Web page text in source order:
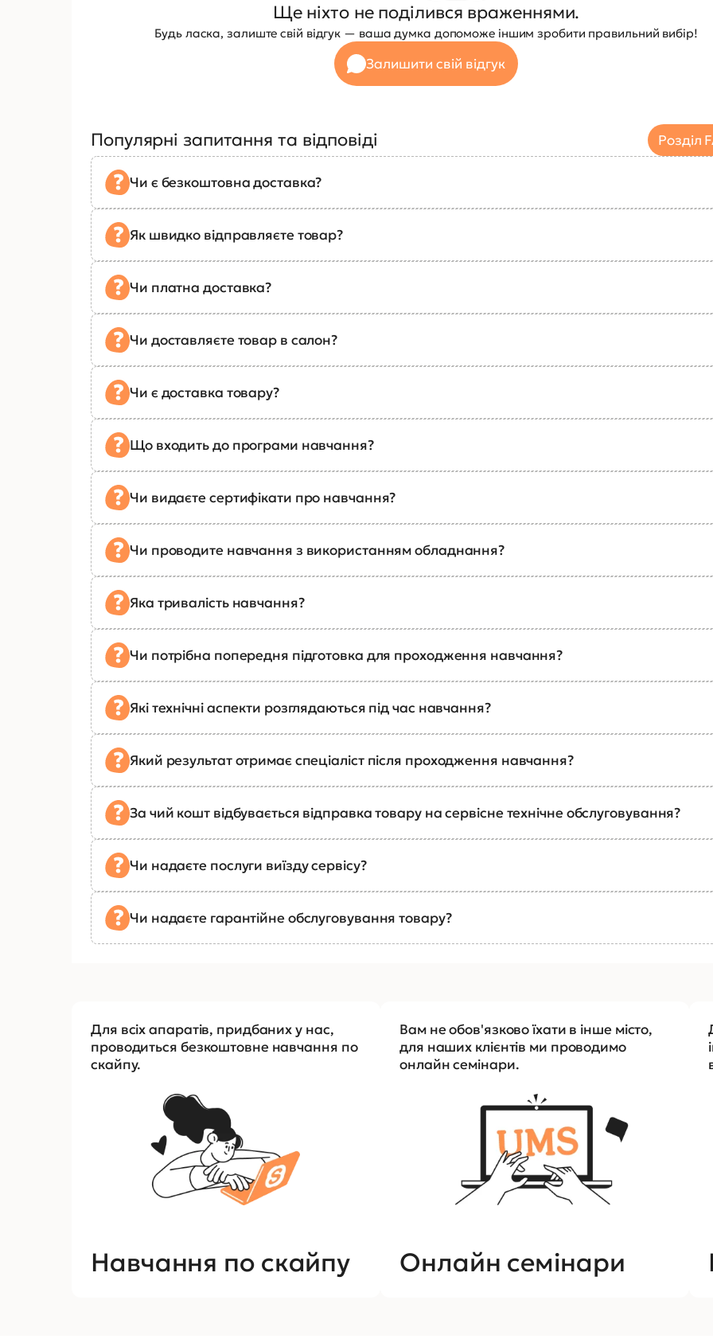
Ще ніхто не поділився враженнями.
Будь ласка, залиште свій відгук — ваша думка допоможе іншим зробити правильний вибір!
Залишити свій відгук
Популярні запитання та відповіді Розділ
Чи є безкоштовна доставка?
Як швидко відправляєте товар?
Чи платна доставка?
Чи доставляєте товар в салон?
Чи є доставка товару?
Що входить до програми навчання?
Чи видаєте сертифікати про навчання?
Чи проводите навчання з використанням обладнання?
Яка тривалість навчання?
Чи потрібна попередня підготовка для проходження навчання?
Які технічні аспекти розглядаються під час навчання?
Який результат отримає спеціаліст після проходження навчання?
За чий кошт відбувається відправка товару на сервісне технічне обслуговування?
Чи надаєте послуги виїзду сервісу?
Чи надаєте гарантійне обслуговування товару?
Для всіх апаратів, придбаних у нас,
проводиться безкоштовне навчання по
скайпу.
Навчання по скайпу
Вам не обов'язково їхати в інше місто,
для наших клієнтів ми проводимо
онлайн семінари.
Онлайн семінари